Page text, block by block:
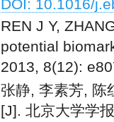
DOI: 10.1016/
REN J Y,
potential
2013, 8(12):
张静, 李素芳, 陈
[J]. 北京大学学